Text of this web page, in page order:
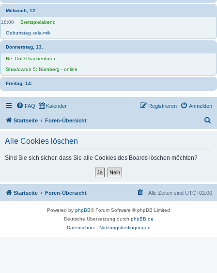
Mittwoch, 12.
18:00
Brettspielabend
Geburtstag xela-mik
Donnerstag, 13.
Re: DnD Drachentöter
Shadowrun 5: Nürnberg - online
Freitag, 14.
FAQ Kalender Anmelden
Registrieren
Startseite Foren-Übersicht
Alle Cookies löschen
Sind Sie sich sicher, dass Sie alle Cookies des Boards löschen möchten?
Startseite Foren-Übersicht Alle Zeiten sind UTC+02:00
Powered by phpBB® Forum Software © phpBB Limited
Deutsche Übersetzung durch phpBB.de
Datenschutz| Nutzungsbedingungen